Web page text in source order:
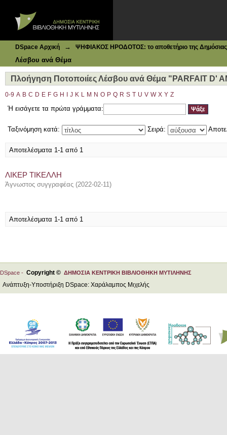
DSpace Αρχική → ΨΗΦΙΑΚΟΣ ΗΡΟΔΟΤΟΣ: το αποθετήριο της Δημόσιας
Λέσβου ανά Θέμα
Πλοήγηση Ποτοποιίες Λέσβου ανά Θέμα "PARFAIT D'
0-9 A B C D E F G H J K L M N O P Q R S T U V W X Y Z
Ή εισάγετε τα πρώτα γράμματα:
Ταξινόμηση κατά: Σειρά:
Αποτελέσματα 1-1 από 1
ΛΙΚΕΡ ΤΙΚΕΛΛΗ
Άγνωστος συγγραφέας (2022-02-11)
Αποτελέσματα 1-1 από 1
DSpace - Copyright © ΔΗΜΟΣΙΑ ΚΕΝΤΡΙΚΗ ΒΙΒΛΙΟΘΗΚΗ ΜΥΤΙΛΗΝΗΣ
Ανάπτυξη-Υποστήριξη DSpace: Χαράλαμπος Μιχελής